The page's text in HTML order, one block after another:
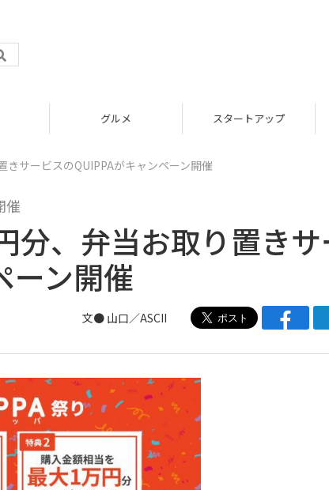
スタートアップ
サービスのQUIPPAがキャンペーン開催
催
分、弁当お取り置き
ーン開催
文● 山口／ASCII